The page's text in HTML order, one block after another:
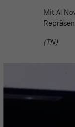
Mit Al
(TN)